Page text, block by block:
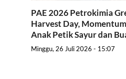
PAE 2026 Petrokimia
Harvest Day,
Anak Petik Sayur dan
Minggu, 26 Juli 2026 - 15:07